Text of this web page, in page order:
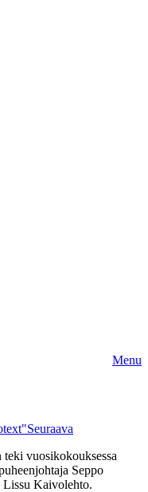
Menu
Seuraava
vuosikokouksessa
Seppo
Lissu Kaivolehto.